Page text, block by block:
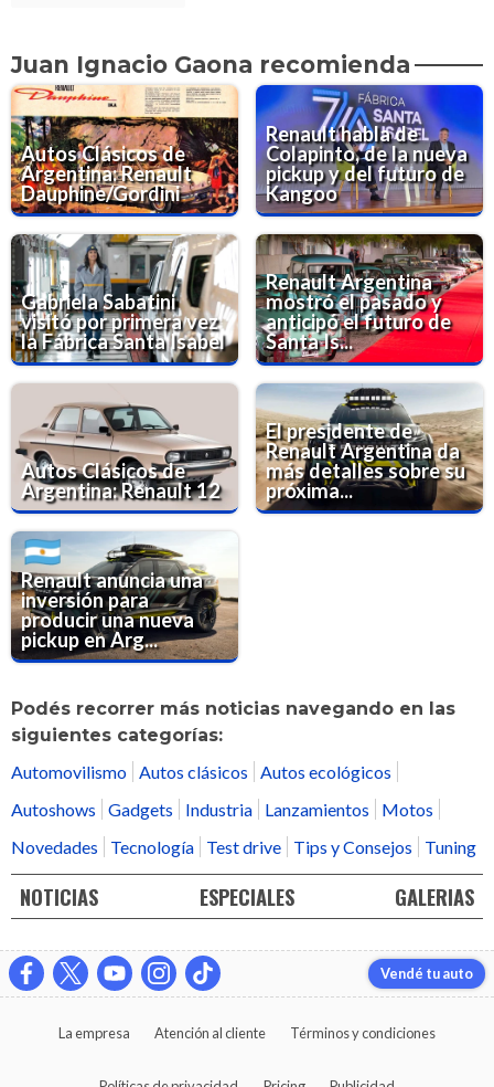
Juan Ignacio Gaona recomienda
Autos Clásicos de
Argentina: Renault
Dauphine/Gordini
Renault habla de
Colapinto, de la nueva
pickup y del futuro de
Kangoo
Gabriela Sabatini
visitó por primera vez
la Fábrica Santa Isabel
Renault Argentina
mostró el pasado y
anticipó el futuro de
Santa Is...
Autos Clásicos de
Argentina: Renault 12
El presidente de
Renault Argentina da
más detalles sobre su
próxima...
Renault anuncia una
inversión para
producir una nueva
pickup en Arg...
Podés recorrer más noticias navegando en las
siguientes categorías:
Automovilismo Autos clásicos
Autos ecológicos
Autoshows
Gadgets Industria Lanzamientos
Motos
Novedades
Tecnología Test drive Tips y Consejos Tuning
NOTICIAS ESPECIALES GALERIAS
Vendé tu auto
La empresa Atención al cliente Términos y condiciones